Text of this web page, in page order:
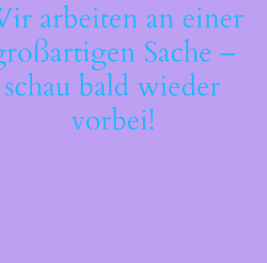
arbeiten an einer
Sache –
schau bald wieder
vorbei!